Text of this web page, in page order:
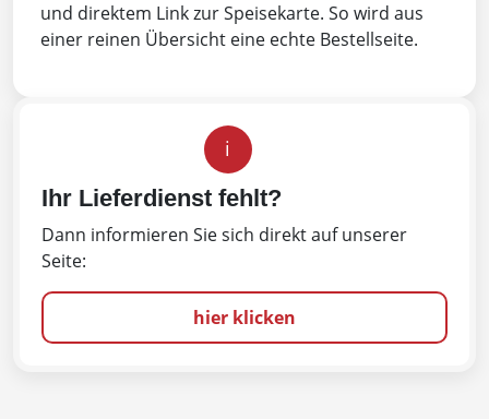
und direktem Link zur Speisekarte. So wird aus
einer reinen Übersicht eine echte Bestellseite.
i
Ihr Lieferdienst fehlt?
Dann informieren Sie sich direkt auf unserer
Seite:
hier klicken